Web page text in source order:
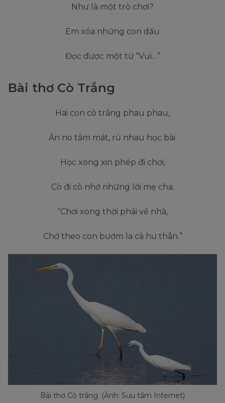
Như là một trò chơi?
Em xóa những con dấu
Đọc được một từ “Vui…”
Bài thơ Cò Trắng
Hai con cò trắng phau phau,
Ăn no tắm mát, rủ nhau học bài.
Học xong xin phép đi chơi,
Cò đi cò nhớ những lời mẹ cha:
“Chơi xong thời phải về nhà,
Chớ theo con bướm la cà hư thân.”
Bài thơ Cò trắng. (Ảnh: Sưu tầm Internet)